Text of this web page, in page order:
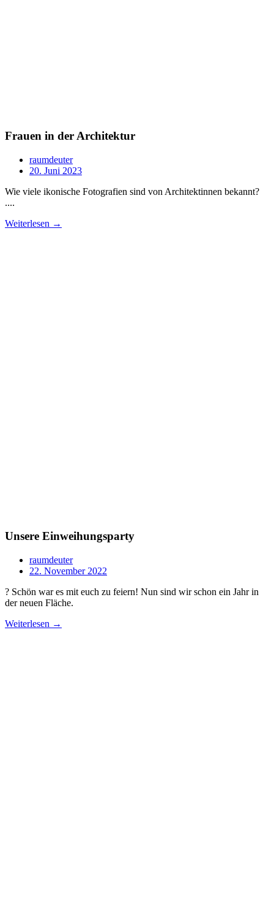
Frauen in der Architektur
raumdeuter
20. Juni 2023
Wie viele ikonische Fotografien sind von Architektinnen bekannt?
....
Weiterlesen →
Unsere Einweihungsparty
raumdeuter
22. November 2022
? Schön war es mit euch zu feiern! Nun sind wir schon ein Jahr in
der neuen Fläche.
Weiterlesen →